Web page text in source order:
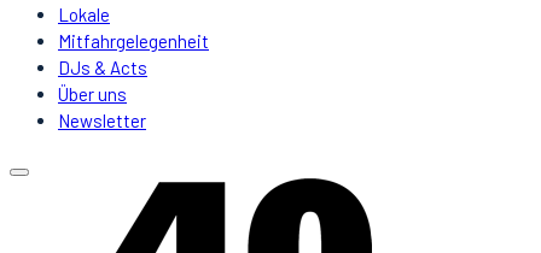
Lokale
Mitfahrgelegenheit
DJs & Acts
Über uns
Newsletter